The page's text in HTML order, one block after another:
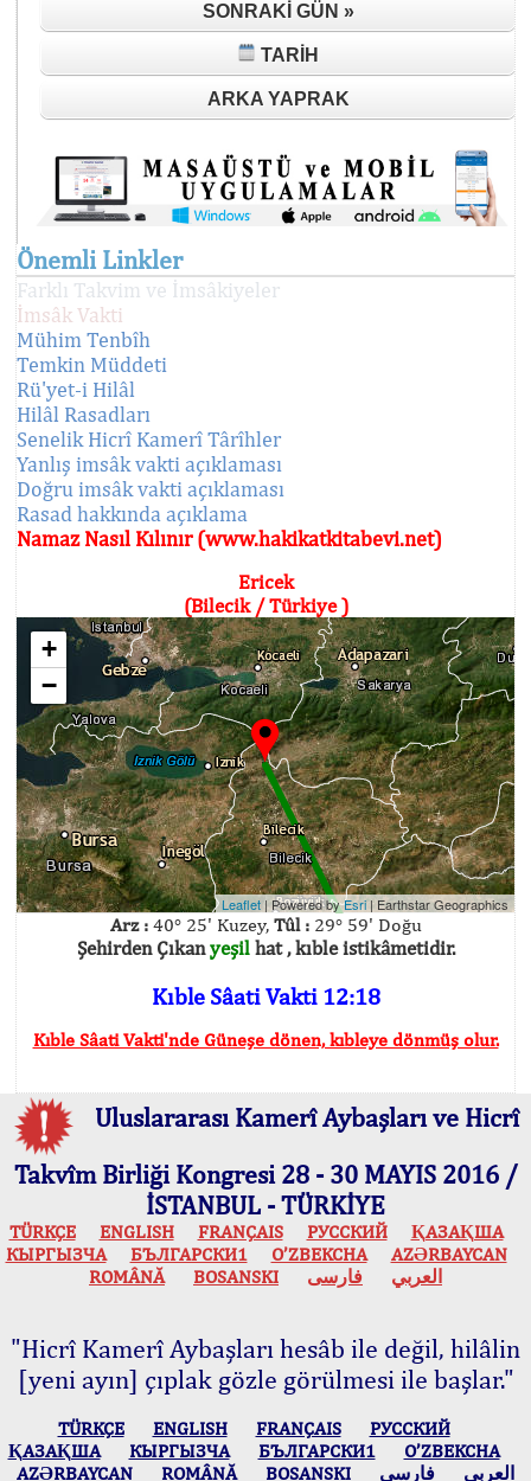
SONRAKI GÜN »
TARIH
ARKA YAPRAK
Önemli Linkler
Farklı Takvim ve İmsâkiyeler
İmsâk Vakti
Mühim Tenbîh
Temkin Müddeti
Rü'yet-i Hilâl
Hilâl Rasadları
Senelik Hicrî Kamerî Târîhler
Yanlış imsâk vakti açıklaması
Doğru imsâk vakti açıklaması
Rasad hakkında açıklama
Namaz Nasıl Kılınır (www.hakikatkitabevi.net)
Ericek
(Bilecik / Türkiye )
+
−
Leaflet | Powered byEsri|Earthstar Geographics
Arz :40° 25' Kuzey, Tûl :29° 59' Doğu
Şehirden Çıkanyeşilhat , kıble istikâmetidir.
Kıble Sâati Vakti 12:18
Kıble Sâati Vakti'nde Güneşe dönen, kıbleye dönmüş olur.
Uluslararası Kamerî Aybaşları ve Hicrî
Takvîm Birliği Kongresi 28 - 30 MAYIS 2016 /
İSTANBUL - TÜRKİYE
TÜRKÇE ENGLISH FRANÇAIS РУССКИЙ
ҚАЗАҚША
КЫPГЫЗЧA
БЪЛГАРСКИ1 O’ZBEKCHA
AZӘRBAYCAN
ROMÂNĂ
BOSANSKI العربي فارسی
"Hicrî Kamerî Aybaşları hesâb ile değil, hilâlin
[yeni ayın] çıplak gözle görülmesi ile başlar."
TÜRKÇE ENGLISH FRANÇAIS
РУССКИЙ
ҚАЗАҚША
КЫPГЫЗЧA БЪЛГАРСКИ1
O’ZBEKCHA
AZӘRBAYCAN
ROMÂNĂ BOSANSKI العربي فارسی